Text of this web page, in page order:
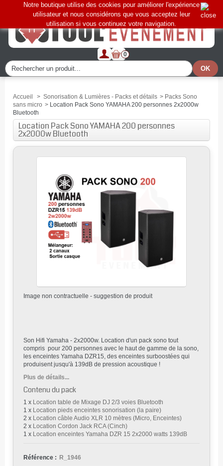
0
Notre boutique utilise des cookies pour améliorer l'expérience
utilisateur et nous considérons que vous acceptez leur
utilisation si vous continuez votre navigation.
Accueil > Sonorisation & Lumières - Packs et détails > Packs Sono
sans micro > Location Pack Sono YAMAHA 200 personnes 2x2000w
Bluetooth
Location Pack Sono YAMAHA 200 personnes
2x2000w Bluetooth
Image non contractuelle - suggestion de produit
Son Hifi Yamaha - 2x2000w. Location d'un pack sono tout
compris pour 200 personnes avec le haut de gamme de la sono,
les enceintes Yamaha DZR15, des enceintes surboostées qui
produisent jusqu'à 139dB de pression acoustique !
Plus de détails...
Contenu du pack
1 x Location table de Mixage DJ 2/3 voies Bluetooth
1 x Location pieds enceintes sonorisation (la paire)
2 x Location câble Audio XLR 10 mètres (Micro, Enceintes)
2 x Location Cordon Jack RCA (Cinch)
1 x Location enceintes Yamaha DZR 15 2x2000 watts 139dB
Référence : R_1946